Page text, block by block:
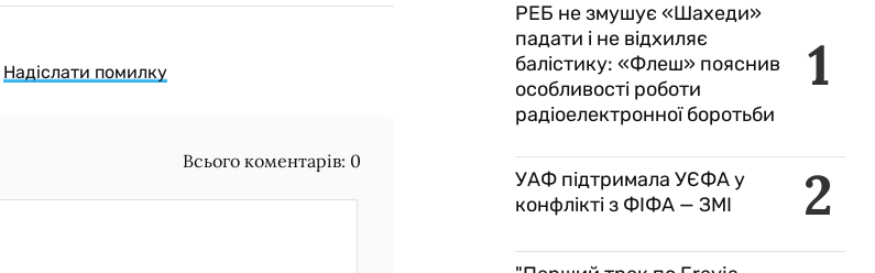
Надіслати помилку
Всього коментарів: 0
1
РЕБ не змушує «Шахеди»
падати і не відхиляє
балістику: «Флеш» пояснив
особливості роботи
радіоелектронної боротьби
2
УАФ підтримала УЄФА у
конфлікті з ФІФА — ЗМІ